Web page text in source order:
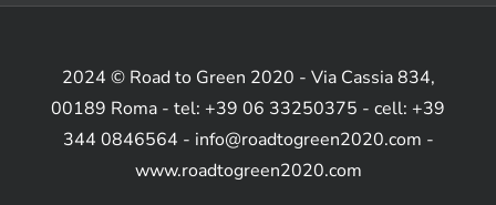
2024 © Road to Green 2020 - Via Cassia 834,
00189 Roma - tel: +39 06 33250375 - cell: +39
344 0846564 - info@roadtogreen2020.com -
www.roadtogreen2020.com